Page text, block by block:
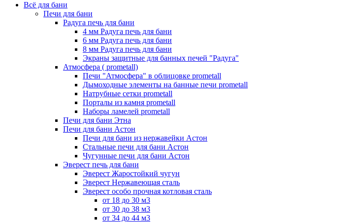
Всё для бани
Печи для бани
Радуга печь для бани
4 мм Радуга печь для бани
6 мм Радуга печь для бани
8 мм Радуга печь для бани
Экраны защитные для банных печей "Радуга"
Атмосфера ( prometall)
Печи "Атмосфера" в облицовке prometall
Дымоходные элементы на банные печи prometall
Натрубные сетки prometall
Порталы из камня prometall
Наборы ламелей prometall
Печи для бани Этна
Печи для бани Астон
Печи для бани из нержавейки Астон
Стальные печи для бани Астон
Чугунные печи для бани Астон
Эверест печь для бани
Эверест Жаростойкий чугун
Эверест Нержавеющая сталь
Эверест особо прочная котловая сталь
от 18 до 30 м3
от 30 до 38 м3
от 34 до 44 м3